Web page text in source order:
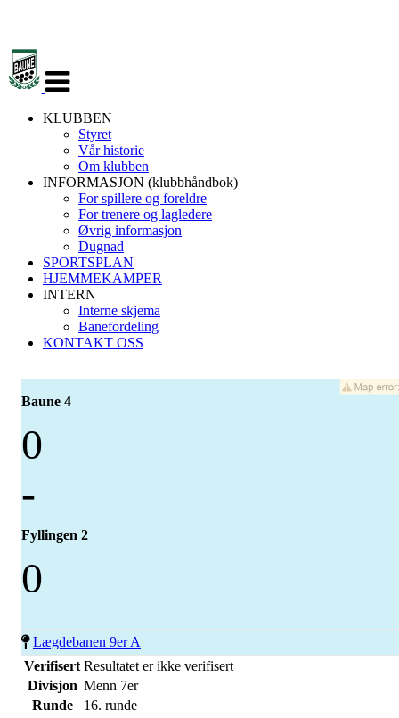
navigasjon
KLUBBEN
Styret
Vår historie
Om klubben
INFORMASJON (klubbhåndbok)
For spillere og foreldre
For trenere og lagledere
Øvrig informasjon
Dugnad
SPORTSPLAN
HJEMMEKAMPER
INTERN
Interne skjema
Banefordeling
KONTAKT OSS
Baune 4
0
-
Fyllingen 2
0
Lægdebanen 9er A
Verifisert Resultatet er ikke verifisert
Divisjon Menn 7er
Runde
16. runde